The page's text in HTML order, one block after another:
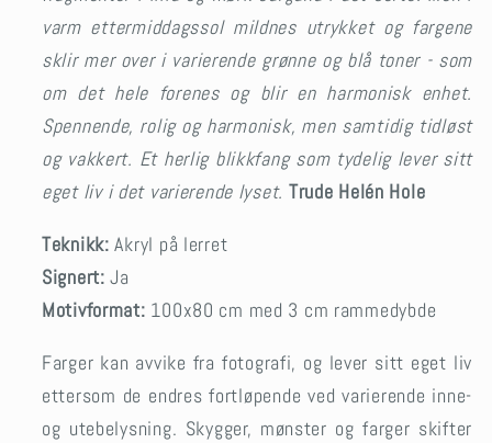
varm ettermiddagssol mildnes utrykket og fargene
sklir mer over i varierende grønne og blå toner - som
om det hele forenes og blir en harmonisk enhet.
Spennende, rolig og harmonisk, men samtidig tidløst
og vakkert. Et herlig blikkfang som tydelig lever sitt
eget liv i det varierende lyset. Trude Helén Hole
Teknikk: Akryl på lerret
Signert: Ja
Motivformat: 100x80 cm med 3 cm rammedybde
Farger kan avvike fra fotografi, og lever sitt eget liv
ettersom de endres fortløpende ved varierende inne-
og utebelysning. Skygger, mønster og farger skifter